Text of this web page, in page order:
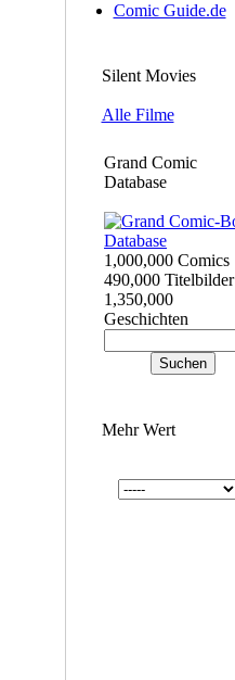
Comic Guide.de
Silent Movies
Alle Filme
Grand Comic
Database
1,000,000 Comics
490,000 Titelbilder
1,350,000
Geschichten
Mehr Wert